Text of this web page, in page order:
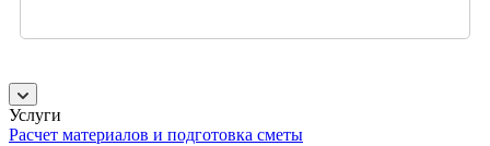
Услуги
Расчет материалов и подготовка сметы